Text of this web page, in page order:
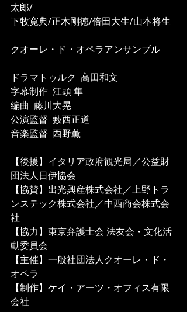
太郎/
下牧寛典/正木剛徳/倍田大生/山本将生
クオーレ・ド・オペラアンサンブル
ドラマトゥルク  高田和文
字幕制作  江頭 隼
編曲  藤川大晃
公演監督  藪西正道
音楽監督  西野薫
【後援】イタリア政府観光局／公益財
団法人日伊協会
【協賛】出光興産株式会社／上野トラ
ンステック株式会社／中西商会株式会
社
【協力】東京弁護士会 法友会・文化活
動委員会
【主催】一般社団法人クオーレ・ド・
オペラ
【制作】ケイ・アーツ・オフィス有限
会社